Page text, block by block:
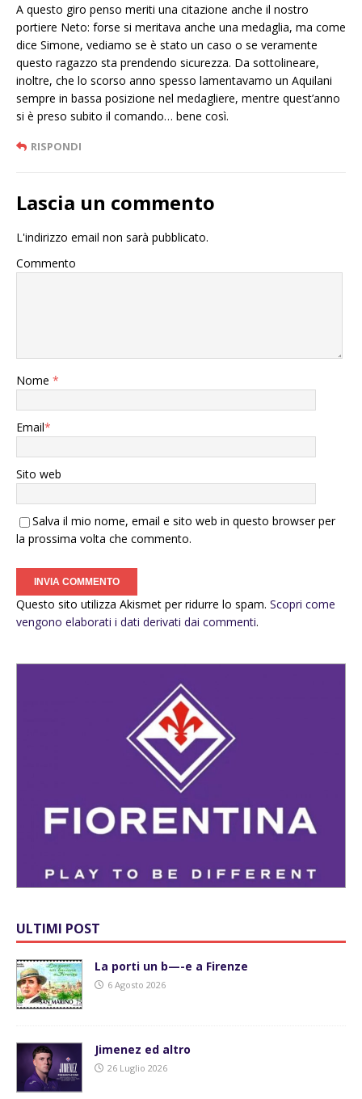
A questo giro penso meriti una citazione anche il nostro
portiere Neto: forse si meritava anche una medaglia, ma come
dice Simone, vediamo se è stato un caso o se veramente
questo ragazzo sta prendendo sicurezza. Da sottolineare,
inoltre, che lo scorso anno spesso lamentavamo un Aquilani
sempre in bassa posizione nel medagliere, mentre quest’anno
si è preso subito il comando… bene così.
RISPONDI
Lascia un commento
L'indirizzo email non sarà pubblicato.
Commento
Nome *
Email*
Sito web
Salva il mio nome, email e sito web in questo browser per
la prossima volta che commento.
Questo sito utilizza Akismet per ridurre lo spam. Scopri come
vengono elaborati i dati derivati dai commenti.
ULTIMI POST
La porti un b—-e a Firenze
6 Agosto 2026
Jimenez ed altro
26 Luglio 2026